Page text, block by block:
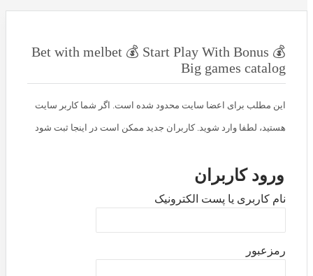
Bet with melbet 💰 Start Play With Bonus 💰
Big games catalog
این مطلب برای اعضا سایت محدود شده است. اگر شما کاربر سایت
هستید، لطفا وارد شوید. کاربران جدید ممکن است در اینجا ثبت شود
ورود کاربران
نام کاربری یا پست الکترونیک
رمزعبور